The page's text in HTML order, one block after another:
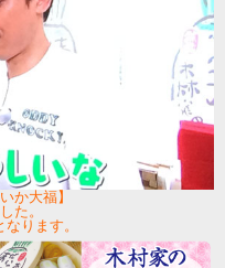
か大福】
た。
ります。